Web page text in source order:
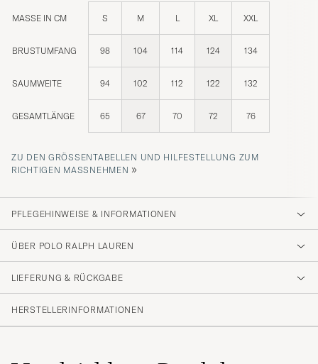
MASSE IN CM S M L XL XXL
BRUSTUMFANG 98 104 114 124 134
SAUMWEITE 94 102 112 122 132
GESAMTLÄNGE 65 67 70 72 76
ZU DEN GRÖSSENTABELLEN UND HILFESTELLUNG ZUM R
ICHTIGEN MASSNEHMEN
»
PFLEGEHINWEISE & INFORMATIONEN
ÜBER POLO RALPH LAUREN
LIEFERUNG & RÜCKGABE
HERSTELLERINFORMATIONEN